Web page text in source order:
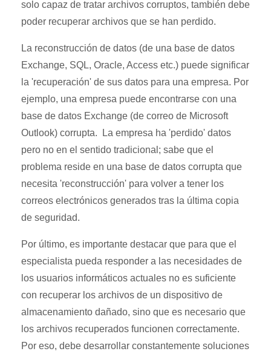
solo capaz de tratar archivos corruptos, también debe
poder recuperar archivos que se han perdido.
La reconstrucción de datos (de una base de datos
Exchange, SQL, Oracle, Access etc.) puede significar
la 'recuperación' de sus datos para una empresa. Por
ejemplo, una empresa puede encontrarse con una
base de datos Exchange (de correo de Microsoft
Outlook) corrupta. La empresa ha 'perdido' datos
pero no en el sentido tradicional; sabe que el
problema reside en una base de datos corrupta que
necesita 'reconstrucción' para volver a tener los
correos electrónicos generados tras la última copia
de seguridad.
Por último, es importante destacar que para que el
especialista pueda responder a las necesidades de
los usuarios informáticos actuales no es suficiente
con recuperar los archivos de un dispositivo de
almacenamiento dañado, sino que es necesario que
los archivos recuperados funcionen correctamente.
Por eso, debe desarrollar constantemente soluciones